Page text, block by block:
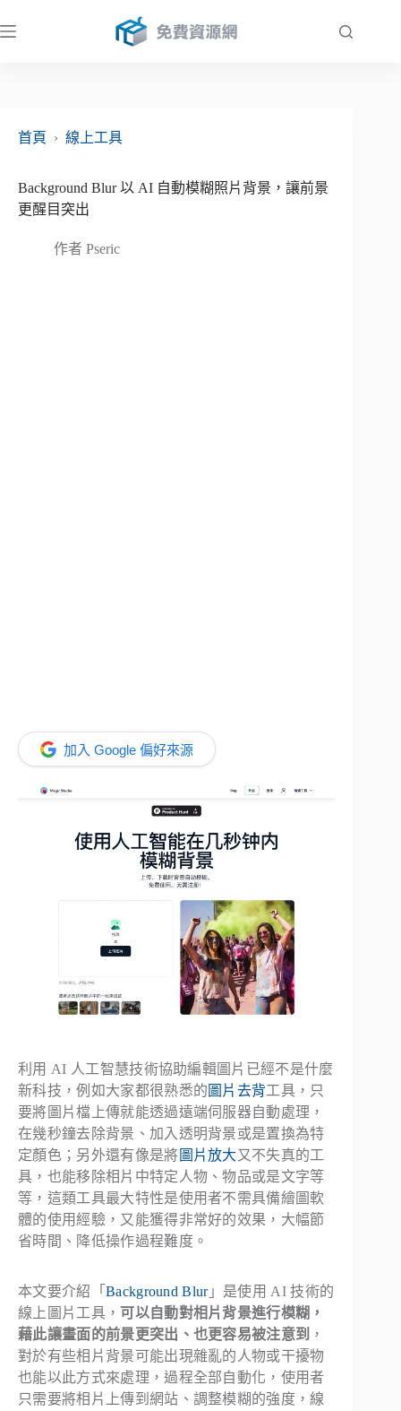
至
首頁
› 線上工具
Background Blur 以 AI 自動模糊照片背景，讓前景
更醒目突出
作者 Pseric
加入 Google 偏好來源
利用 AI 人工智慧技術協助編輯圖片已經不是什麼
新科技，例如大家都很熟悉的 圖片去背工具，只
要將圖片檔上傳就能透過遠端伺服器自動處理，
在幾秒鐘去除背景、加入透明背景或是置換為特
定顏色；另外還有像是將 圖片放大又不失真的工
具，也能移除相片中特定人物、物品或是文字等
等，這類工具最大特性是使用者不需具備繪圖軟
體的使用經驗，又能獲得非常好的效果，大幅節
省時間、降低操作過程難度。
本文要介紹「 Background Blur」是使用 AI 技術的
線上圖片工具， 可以自動對相片背景進行模糊，
藉此讓畫面的前景更突出、也更容易被注意到 ，
對於有些相片背景可能出現雜亂的人物或干擾物
也能以此方式來處理，過程全部自動化，使用者
只需要將相片上傳到網站、調整模糊的強度，線